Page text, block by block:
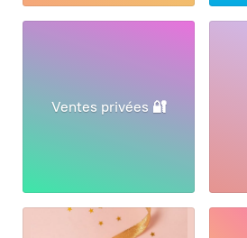
Ventes privées 🔐